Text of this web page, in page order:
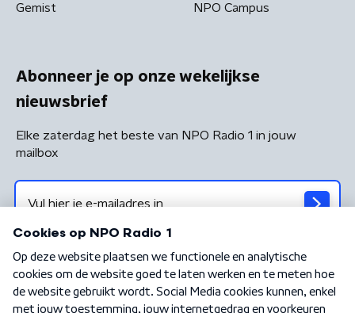
Gemist NPO Campus
Abonneer je op onze wekelijkse
nieuwsbrief
Elke zaterdag het beste van NPO Radio 1 in jouw
mailbox
Algemene voorwaarden